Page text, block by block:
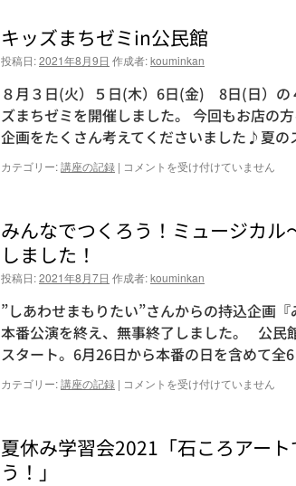
習
会
2021「作
っ
て
♪
叩
て
な
ー
シ
ャ
ン」
は
キッズまちゼミin公民館
投稿日:2021年8月9日 作成者:kouminkan
８月３日(火）５日(木）6日(金) 8日(日）の
ズまちゼミを開催しました。 今回もお店の
企画をたくさん考えてくださいました♪夏
カテゴリー:講座の記録 | キ
ち
in
民
館
は
コメントを受け付けていません
みんなでつくろう！ミュージカ
しました！
投稿日:2021年8月7日 作成者:kouminkan
”しあわせまもりたい”さんからの持込企画
本番公演を終え、無事終了しました。 公民
スタート。6月26日から本番の日を含めて全
カテゴリー:講座の記録 | み
つ
コメントを受け付けていません
夏休み学習会2021「石ころアー
う！」